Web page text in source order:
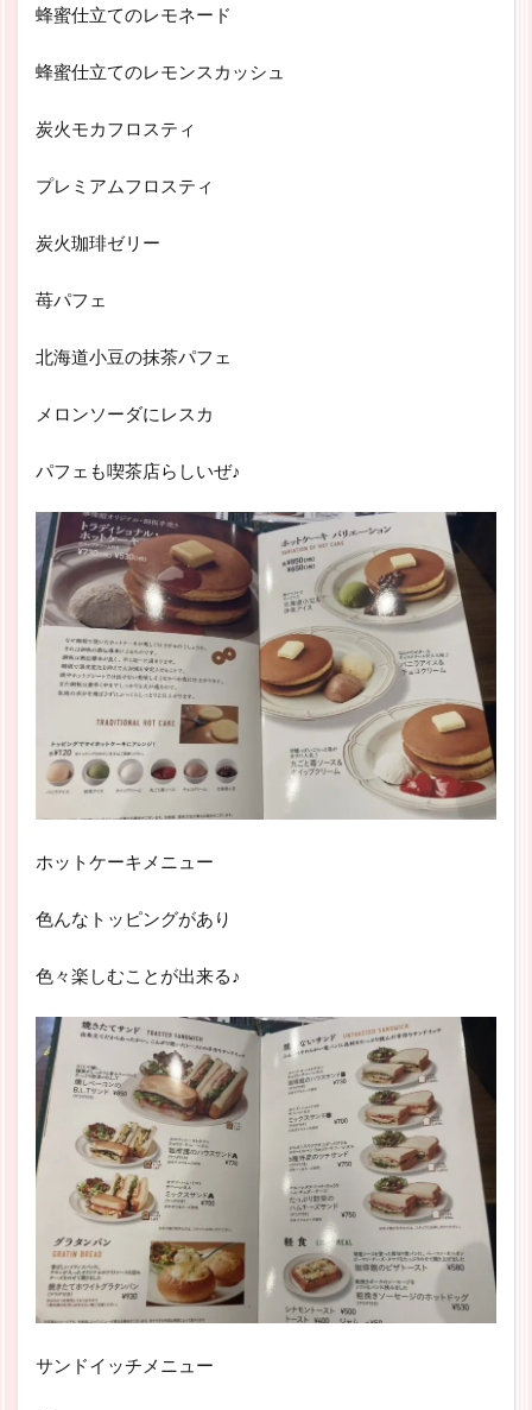
蜂蜜仕立てのレモネード
蜂蜜仕立てのレモンスカッシュ
炭火モカフロスティ
プレミアムフロスティ
炭火珈琲ゼリー
苺パフェ
北海道小豆の抹茶パフェ
メロンソーダにレスカ
パフェも喫茶店らしいぜ♪
ホットケーキメニュー
色んなトッピングがあり
色々楽しむことが出来る♪
サンドイッチメニュー